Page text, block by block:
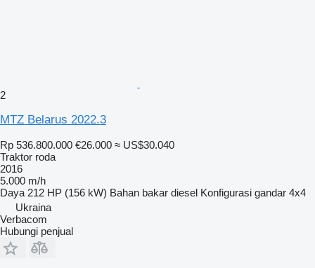
2
MTZ Belarus 2022.3
Rp 536.800.000 €26.000 ≈ US$30.040
Traktor roda
2016
5.000 m/h
Daya 212 HP (156 kW) Bahan bakar diesel Konfigurasi gandar 4x4
Ukraina
Verbacom
Hubungi penjual